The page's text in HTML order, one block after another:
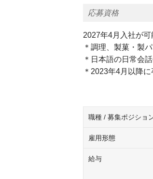
応募資格
2027年4月入社が
＊調理、製菓・製
＊日本語の日常会
＊2023年4月以降
職種 / 募集ポジショ
雇用形態
給与